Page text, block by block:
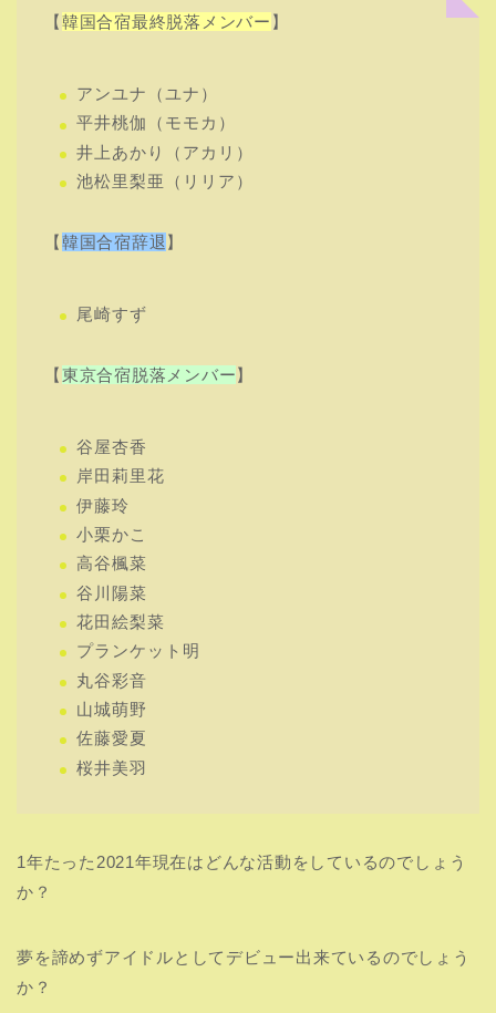
【韓国合宿最終脱落メンバー 】
アンユナ（ユナ）
平井桃伽（モモカ）
井上あかり（アカリ）
池松里梨亜（リリア）
【韓国合宿辞退】
尾崎すず
【東京合宿脱落メンバー】
谷屋杏香
岸田莉里花
伊藤玲
小栗かこ
高谷楓菜
谷川陽菜
花田絵梨菜
プランケット明
丸谷彩音
山城萌野
佐藤愛夏
桜井美羽
1年たった2021年現在はどんな活動をしているのでしょう
か？
夢を諦めずアイドルとしてデビュー出来ているのでしょう
か？